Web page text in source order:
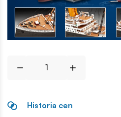
Historia cen